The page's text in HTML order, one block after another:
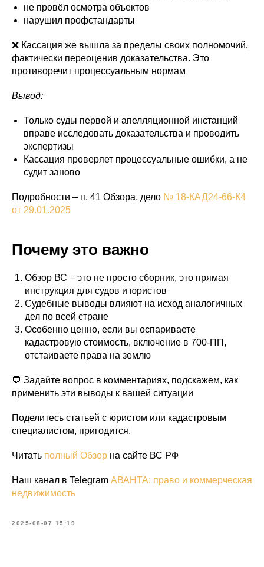
не провёл осмотра объектов
нарушил профстандарты
❌ Кассация же вышла за пределы своих полномочий,
фактически переоценив доказательства. Это
противоречит процессуальным нормам
Вывод:
Только суды первой и апелляционной инстанций
вправе исследовать доказательства и проводить
экспертизы
Кассация проверяет процессуальные ошибки, а не
судит заново
Подробности – п. 41 Обзора, дело № 18-КАД24-66-К4
от 29.01.2025
Почему это важно
Обзор ВС – это не просто сборник, это прямая
инструкция для судов и юристов
Судебные выводы влияют на исход аналогичных
дел по всей стране
Особенно ценно, если вы оспариваете
кадастровую стоимость, включение в 700-ПП,
отстаиваете права на землю
💬 Задайте вопрос в комментариях, подскажем, как
применить эти выводы к вашей ситуации
Поделитесь статьей с юристом или кадастровым
специалистом, пригодится.
Читать полный Обзор на сайте ВС РФ
Наш канал в Telegram АВАНТА: право и коммерческая
недвижимость
2025-08-07 15:19